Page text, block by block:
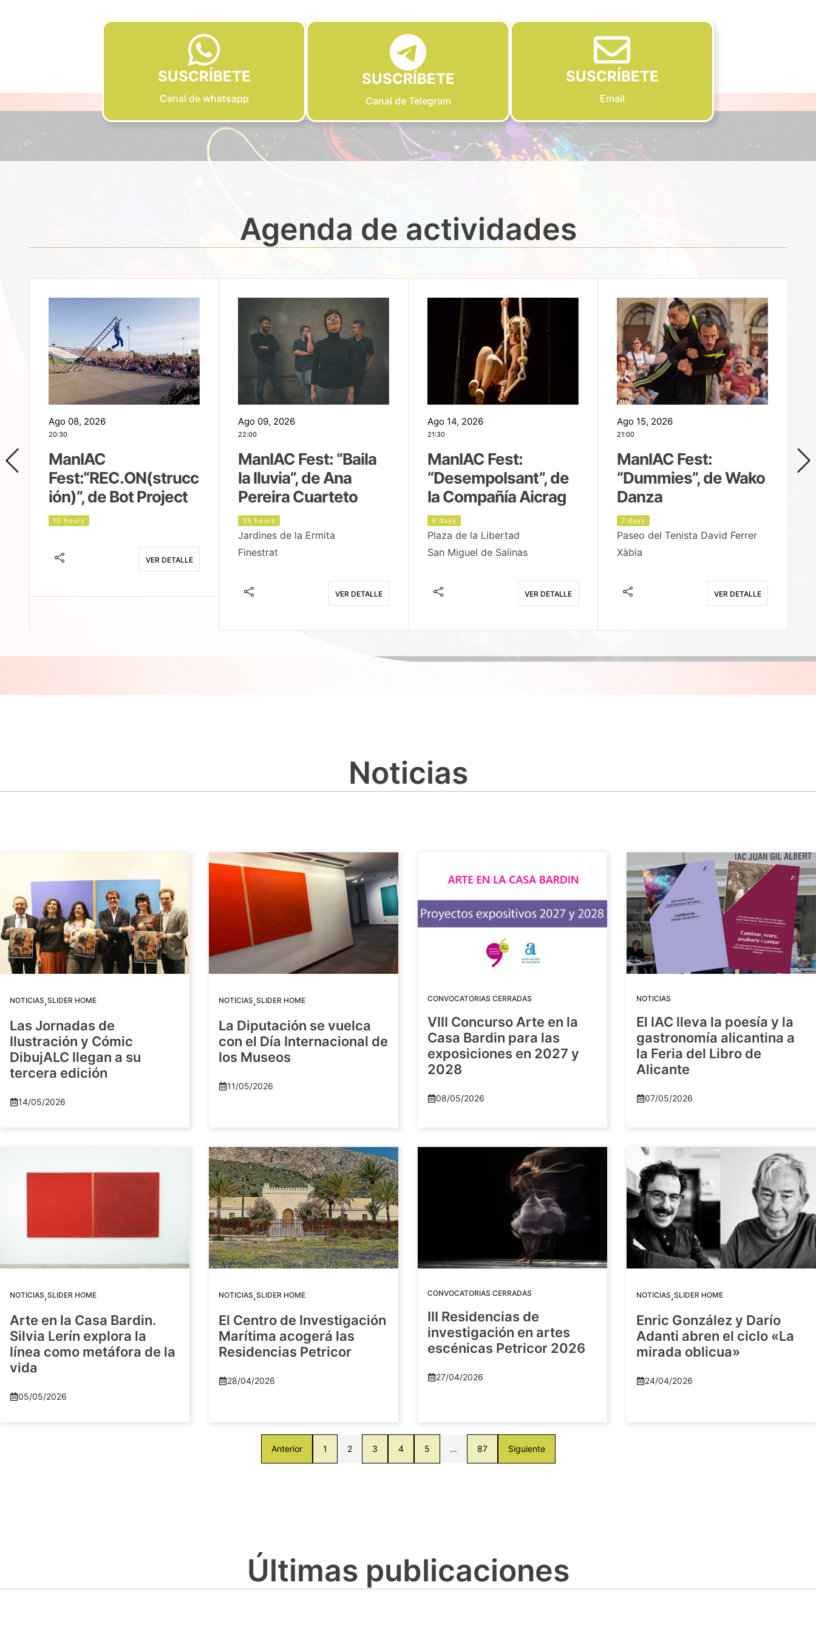
SUSCRÍBETE
Canal de whatsapp
SUSCRÍBETE
Canal de Telegram
SUSCRÍBETE
Email
Agenda de actividades
Ago 08, 2026
20:30
ManIAC
Fest:“REC.ON(strucc
ión)”, de Bot Project
10 hours
VER DETALLE
Ago 09, 2026
22:00
ManIAC Fest: “Baila
la lluvia”, de Ana
Pereira Cuarteto
35 hours
Jardines de la Ermita
Finestrat
VER DETALLE
Ago 14, 2026
21:30
ManIAC Fest:
“Desempolsant”, de
la Compañía Aicrag
6 days
Plaza de la Libertad
San Miguel de Salinas
VER DETALLE
Ago 15, 2026
21:00
ManIAC Fest:
“Dummies”, de Wako
Danza
7 days
Paseo del Tenista David Ferrer
Xàbia
VER DETALLE
Noticias
NOTICIAS,SLIDER HOME
Las Jornadas de
Ilustración y Cómic
DibujALC llegan a su
tercera edición
14/05/2026
NOTICIAS,SLIDER HOME
La Diputación se vuelca
con el Día Internacional de
los Museos
11/05/2026
CONVOCATORIAS CERRADAS
VIII Concurso Arte en la
Casa Bardin para las
exposiciones en 2027 y
2028
08/05/2026
NOTICIAS
El IAC lleva la poesía y la
gastronomía alicantina a
la Feria del Libro de
Alicante
07/05/2026
NOTICIAS,SLIDER HOME
Arte en la Casa Bardin.
Silvia Lerín explora la
línea como metáfora de la
vida
05/05/2026
NOTICIAS,SLIDER HOME
El Centro de Investigación
Marítima acogerá las
Residencias Petricor
28/04/2026
CONVOCATORIAS CERRADAS
III Residencias de
investigación en artes
escénicas Petricor 2026
27/04/2026
NOTICIAS,SLIDER HOME
Enric González y Darío
Adanti abren el ciclo «La
mirada oblicua»
24/04/2026
Anterior 1 2 3 4 5 … 87 Siguiente
Últimas publicaciones